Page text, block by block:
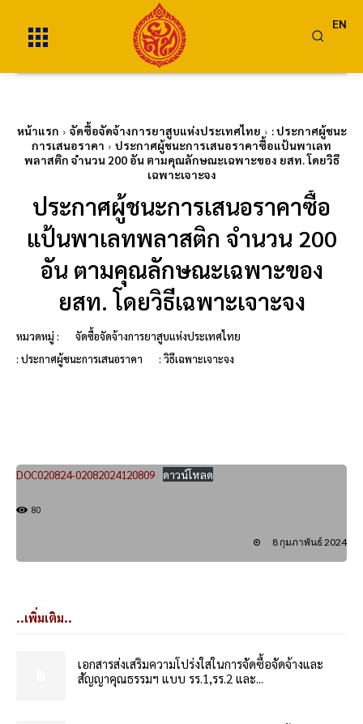
EN
หน้าแรก จัดซื้อจัดจ้างการยาสูบแห่งประเทศไทย
: ประกาศผู้ชนะ
การเสนอราคา
ประกาศผู้ชนะการเสนอราคาซื้อแป้นพาเลท
พลาสติก จำนวน 200 อัน ตามคุณลักษณะเฉพาะของ ยสท. โดยวิธี
เฉพาะเจาะจง
ประกาศผู้ชนะการเสนอราคาซื้อ
แป้นพาเลทพลาสติก จำนวน 200
อัน ตามคุณลักษณะเฉพาะของ
ยสท. โดยวิธีเฉพาะเจาะจง
หมวดหมู่ :
จัดซื้อจัดจ้างการยาสูบแห่งประเทศไทย
: ประกาศผู้ชนะการเสนอราคา
: วิธีเฉพาะเจาะจง
DOC020824-02082024120809 ดาวน์โหลด
80
8 กุมภาพันธ์ 2024
..เพิ่มเติม..
เอกสารส่งเสริมความโปร่งใสในการจัดซื้อจัดจ้างและ
สัญญาคุณธรรมฯ แบบ รร.1,รร.2 และ...